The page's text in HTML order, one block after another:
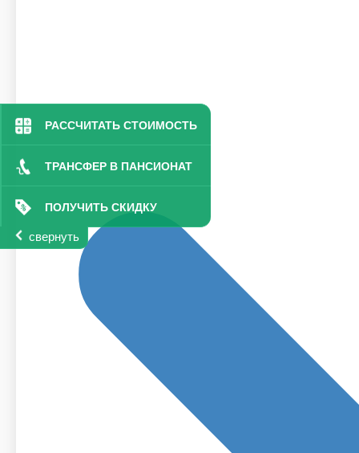
РАССЧИТАТЬ СТОИМОСТЬ
ТРАНСФЕР В ПАНСИОНАТ
ПОЛУЧИТЬ СКИДКУ
свернуть